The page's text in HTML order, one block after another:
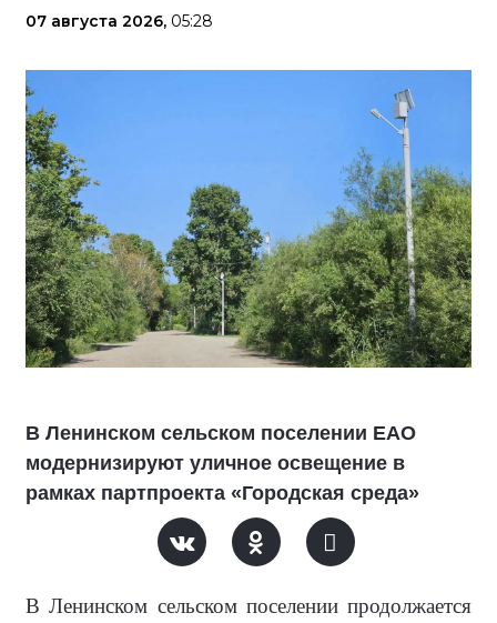
07 августа 2026, 05:28
В Ленинском сельском поселении ЕАО
модернизируют уличное освещение в
рамках партпроекта «Городская среда»
В Ленинском сельском поселении продолжается